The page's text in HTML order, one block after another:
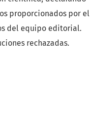
proporcionados por el
del equipo editorial.
rechazadas.